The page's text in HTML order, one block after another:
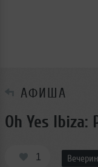
АФИША
Oh Yes Ibiza:
1